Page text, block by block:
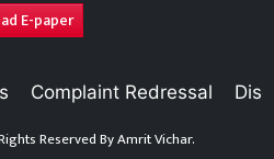
E-paper
Complaint Redressal
Reserved ByAmrit Vichar.